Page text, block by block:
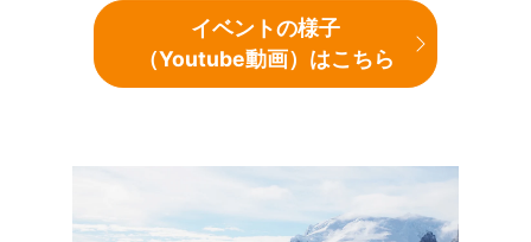
イベントの様子
（Youtube動画）はこちら